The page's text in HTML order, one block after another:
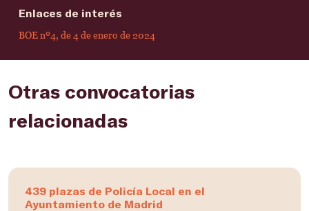
Enlaces de interés
BOE nº4, de 4 de enero de 2024
Otras convocatorias
relacionadas
439 plazas de Policía Local en el
Ayuntamiento de Madrid